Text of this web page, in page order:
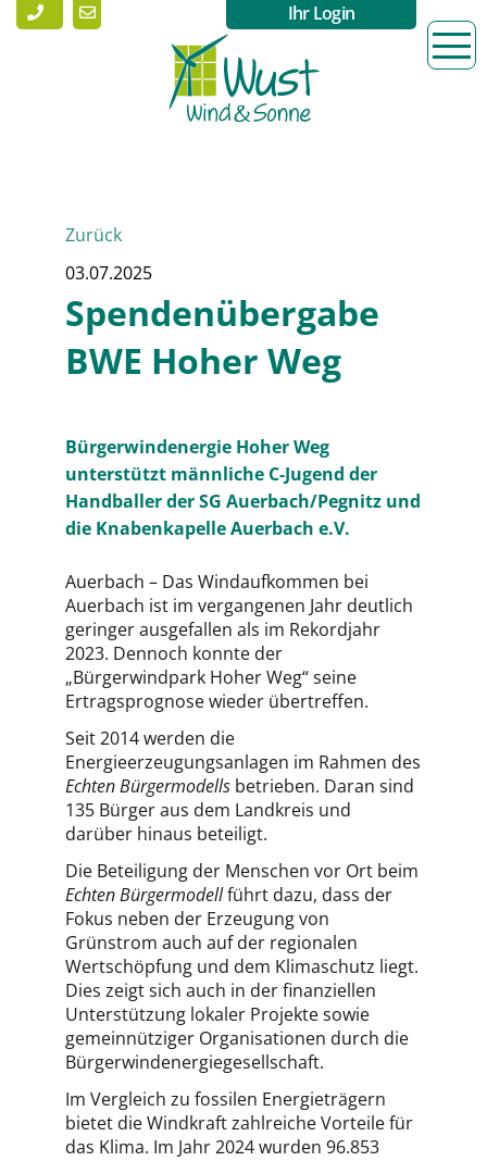
Ihr Login
Zurück
03.07.2025
Spendenübergabe
BWE Hoher Weg
Bürgerwindenergie Hoher Weg
unterstützt männliche C-Jugend der
Handballer der SG Auerbach/Pegnitz und
die Knabenkapelle Auerbach e.V.
Auerbach – Das Windaufkommen bei
Auerbach ist im vergangenen Jahr deutlich
geringer ausgefallen als im Rekordjahr
2023. Dennoch konnte der
„Bürgerwindpark Hoher Weg“ seine
Ertragsprognose wieder übertreffen.
Seit 2014 werden die
Energieerzeugungsanlagen im Rahmen des
Echten Bürgermodells betrieben. Daran sind
135 Bürger aus dem Landkreis und
darüber hinaus beteiligt.
Die Beteiligung der Menschen vor Ort beim
Echten Bürgermodellführt dazu, dass der
Fokus neben der Erzeugung von
Grünstrom auch auf der regionalen
Wertschöpfung und dem Klimaschutz liegt.
Dies zeigt sich auch in der finanziellen
Unterstützung lokaler Projekte sowie
gemeinnütziger Organisationen durch die
Bürgerwindenergiegesellschaft.
Im Vergleich zu fossilen Energieträgern
bietet die Windkraft zahlreiche Vorteile für
das Klima. Im Jahr 2024 wurden 96.853